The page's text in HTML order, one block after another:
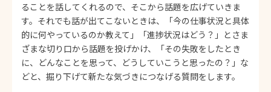
ることを話してくれるので、そこから話題を広げていきま
す。それでも話が出てこないときは、「今の仕事状況と具体
的に何やっているのか教えて」「進捗状況はどう？」とさま
ざまな切り口から話題を投げかけ、「その失敗をしたとき
に、どんなことを思って、どうしていこうと思ったの？」な
どと、掘り下げて新たな気づきにつなげる質問をします。